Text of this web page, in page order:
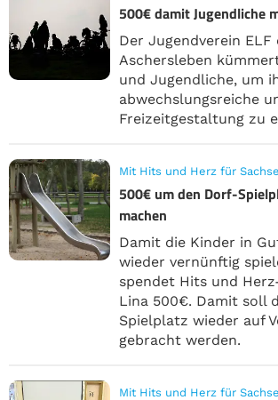
500€ damit Jugendliche
Der Jugendverein ELF
Aschersleben
und Jugendliche, um
abwechslungsreiche
Freizeitgestaltung zu
Mit Hits und Herz für
500€ um den Dorf-
machen
Damit die Kinder in
wieder vernünftig
spendet Hits und
Lina 500€. Damit soll
Spielplatz wieder auf
gebracht werden.
Mit Hits und Herz für